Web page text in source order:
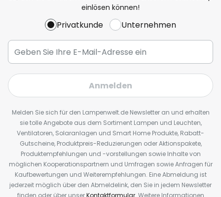
einlösen können!
Privatkunde Unternehmen
Anmelden
Melden Sie sich für den Lampenwelt.de Newsletter an und erhalten
sie tolle Angebote aus dem Sortiment Lampen und Leuchten,
Ventilatoren, Solaranlagen und Smart Home Produkte, Rabatt-
Gutscheine, Produktpreis-Reduzierungen oder Aktionspakete,
Produktempfehlungen und -vorstellungen sowie Inhalte von
möglichen Kooperationspartnern und Umfragen sowie Anfragen für
Kaufbewertungen und Weiterempfehlungen. Eine Abmeldung ist
jederzeit möglich über den Abmeldelink, den Sie in jedem Newsletter
finden oder über unserKontaktformular. Weitere Informationen